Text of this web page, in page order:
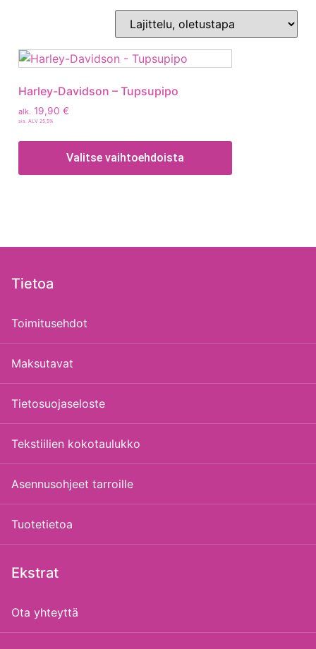
Harley-Davidson – Tupsupipo
alk. 19,90 €
sis. ALV 25,5%
Valitse vaihtoehdoista
Tietoa
Toimitusehdot
Maksutavat
Tietosuojaseloste
Tekstiilien kokotaulukko
Asennusohjeet tarroille
Tuotetietoa
Ekstrat
Ota yhteyttä